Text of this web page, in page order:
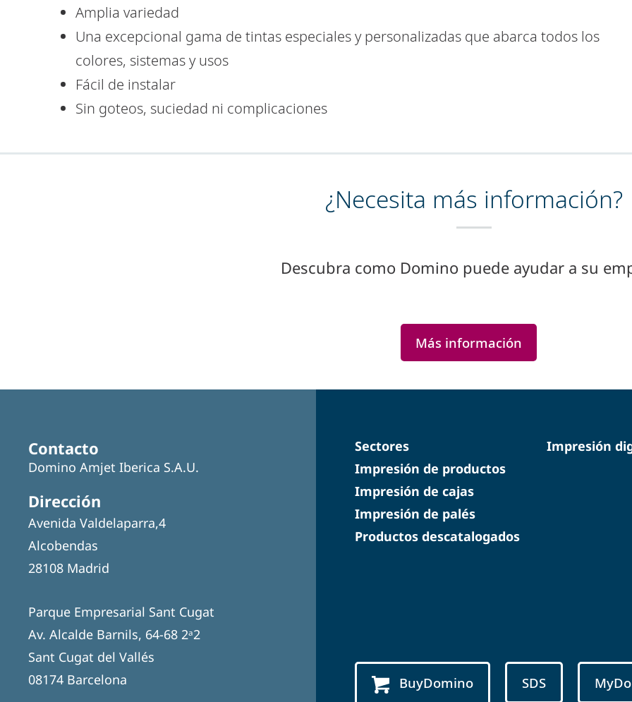
Amplia variedad
Una excepcional gama de tintas especiales y personalizadas que abarca todos los
colores, sistemas y usos
Fácil de instalar
Sin goteos, suciedad ni complicaciones
¿Necesita más información?
Descubra como Domino puede ayudar a su
Más información
Contacto
Domino Amjet Iberica S.A.U.
Dirección
Avenida Valdelaparra,4
Alcobendas
28108 Madrid
Parque Empresarial Sant Cugat
Av. Alcalde Barnils, 64-68 2ᵃ2
Sant Cugat del Vallés
08174 Barcelona
Sectores
Impresión de productos
Impresión de cajas
Impresión de palés
Productos descatalogados
Impresión
BuyDomino SDS